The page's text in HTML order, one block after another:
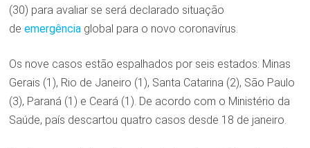
(30) para avaliar se será declarado situação
de emergênciaglobal para o novo coronavírus.
Os nove casos estão espalhados por seis estados: Minas
Gerais (1), Rio de Janeiro (1), Santa Catarina (2), São Paulo
(3), Paraná (1) e Ceará (1). De acordo com o Ministério da
Saúde, país descartou quatro casos desde 18 de janeiro.